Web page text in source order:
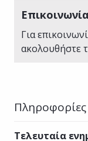
Για
ακολουθήστε
Τελευταία